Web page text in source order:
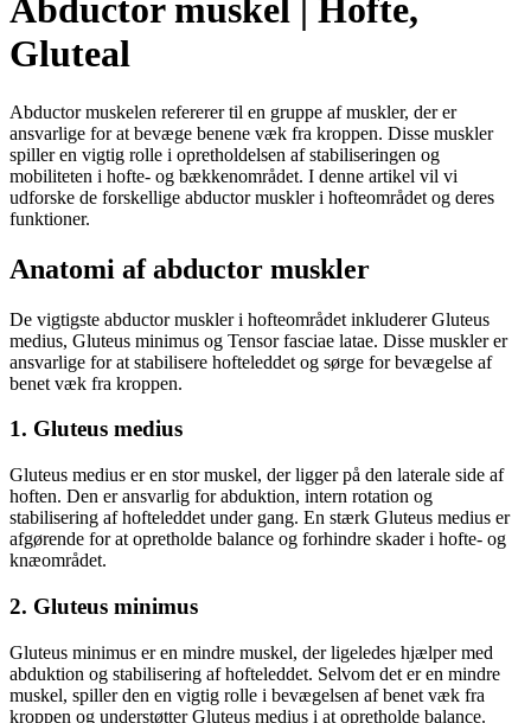
Abductor muskel | Hofte,
Gluteal
Abductor muskelen refererer til en gruppe af muskler, der er
ansvarlige for at bevæge benene væk fra kroppen. Disse muskler
spiller en vigtig rolle i opretholdelsen af stabiliseringen og
mobiliteten i hofte- og bækkenområdet. I denne artikel vil vi
udforske de forskellige abductor muskler i hofteområdet og deres
funktioner.
Anatomi af abductor muskler
De vigtigste abductor muskler i hofteområdet inkluderer Gluteus
medius, Gluteus minimus og Tensor fasciae latae. Disse muskler er
ansvarlige for at stabilisere hofteleddet og sørge for bevægelse af
benet væk fra kroppen.
1. Gluteus medius
Gluteus medius er en stor muskel, der ligger på den laterale side af
hoften. Den er ansvarlig for abduktion, intern rotation og
stabilisering af hofteleddet under gang. En stærk Gluteus medius er
afgørende for at opretholde balance og forhindre skader i hofte- og
knæområdet.
2. Gluteus minimus
Gluteus minimus er en mindre muskel, der ligeledes hjælper med
abduktion og stabilisering af hofteleddet. Selvom det er en mindre
muskel, spiller den en vigtig rolle i bevægelsen af benet væk fra
kroppen og understøtter Gluteus medius i at opretholde balance.